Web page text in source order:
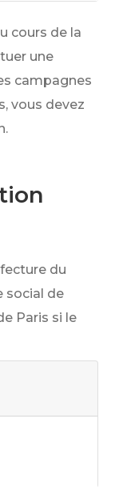
cours de la
une
campagnes
vous devez
du
social de
Paris si le